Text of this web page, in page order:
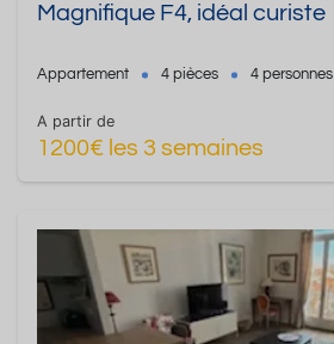
Magnifique F4, idéal curiste
Appartement 4 pièces 4 personnes
A partir de
1200€ les 3 semaines